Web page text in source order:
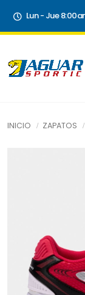
Lun - Jue
INICIO ZAPATOS